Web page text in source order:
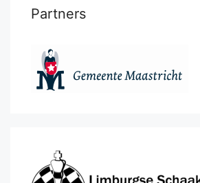
Partners